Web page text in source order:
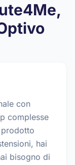
con
complesse
hai
bisogno di